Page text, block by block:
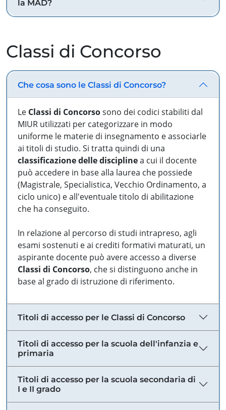
la MAD?
Classi di Concorso
Che cosa sono le Classi di Concorso?
Le Classi di Concorsosono dei codici stabiliti dal
MIUR utilizzati per categorizzare in modo
uniforme le materie di insegnamento e associarle
ai titoli di studio. Si tratta quindi di una
classificazione delle disciplinea cui il docente
può accedere in base alla laurea che possiede
(Magistrale, Specialistica, Vecchio Ordinamento, a
ciclo unico) e all'eventuale titolo di abilitazione
che ha conseguito.
In relazione al percorso di studi intrapreso, agli
esami sostenuti e ai crediti formativi maturati, un
aspirante docente può avere accesso a diverse
Classi di Concorso, che si distinguono anche in
base al grado di istruzione di riferimento.
Titoli di accesso per le Classi di Concorso
Titoli di accesso per la scuola dell'infanzia e
primaria
Titoli di accesso per la scuola secondaria di
I e II grado